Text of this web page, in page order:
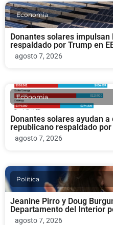
Economia
Donantes solares
respaldado por Trump en
agosto 7, 2026
Economia
Donantes solares ayudan
republicano respaldado por
agosto 7, 2026
Politica
Jeanine Pirro y Doug
Departamento del Interior
agosto 7, 2026